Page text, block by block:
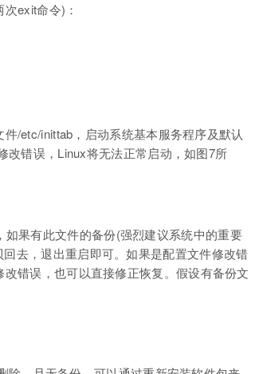
exit命令)：
/etc/inittab，启动系统基本服务程序及默认
改错误，Linux将无法正常启动，如图7所
果有此文件的备份(强烈建议系统中的重要
去，退出重启即可。如果是配置文件修改错
错误，也可以直接修正恢复。假设有备份文